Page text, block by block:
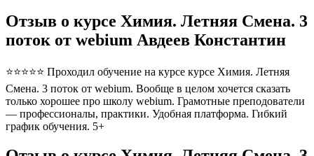
Отзыв о курсе Химия. Летняя Смена. 3
поток от webium Авдеев Константин
⭐⭐⭐⭐⭐ Проходил обучение на курсе курсе Химия. Летняя
Смена. 3 поток от webium. Вообще в целом хочется сказать
только хорошее про школу webium. Грамотные преподователи
— профессионалы, практики. Удобная платформа. Гибкий
график обучения. 5+